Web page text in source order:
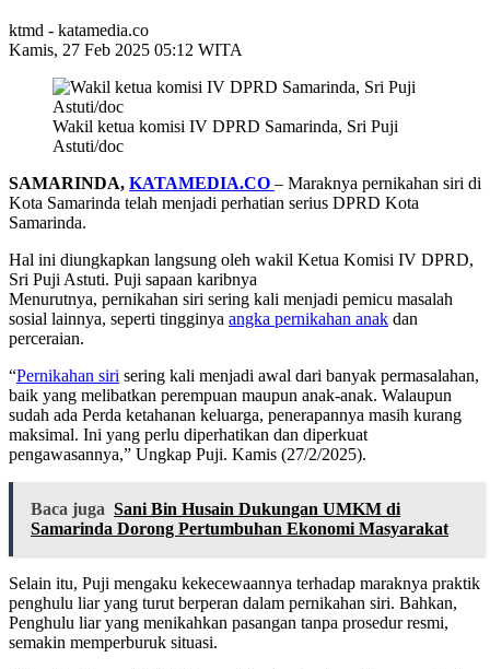
ktmd - katamedia.co
Kamis, 27 Feb 2025 05:12 WITA
Wakil ketua komisi IV DPRD Samarinda, Sri Puji
Astuti/doc
SAMARINDA, KATAMEDIA.CO – Maraknya pernikahan siri di
Kota Samarinda telah menjadi perhatian serius DPRD Kota
Samarinda.
Hal ini diungkapkan langsung oleh wakil Ketua Komisi IV DPRD,
Sri Puji Astuti. Puji sapaan karibnya
Menurutnya, pernikahan siri sering kali menjadi pemicu masalah
sosial lainnya, seperti tingginya angka pernikahan anak dan
perceraian.
“Pernikahan siri sering kali menjadi awal dari banyak permasalahan,
baik yang melibatkan perempuan maupun anak-anak. Walaupun
sudah ada Perda ketahanan keluarga, penerapannya masih kurang
maksimal. Ini yang perlu diperhatikan dan diperkuat
pengawasannya,” Ungkap Puji. Kamis (27/2/2025).
Baca juga Sani Bin Husain Dukungan UMKM di
Samarinda Dorong Pertumbuhan Ekonomi Masyarakat
Selain itu, Puji mengaku kekecewaannya terhadap maraknya praktik
penghulu liar yang turut berperan dalam pernikahan siri. Bahkan,
Penghulu liar yang menikahkan pasangan tanpa prosedur resmi,
semakin memperburuk situasi.